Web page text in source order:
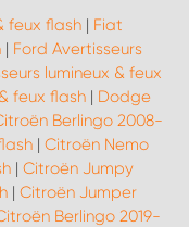
feux flash| Fiat
| Ford Avertisseurs
lumineux & feux
feux flash| Dodge
Berlingo 2008-
| Citroën Nemo
| Citroën Jumpy
| Citroën Jumper
Berlingo 2019-